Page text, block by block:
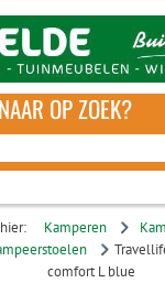
Kamperen
comfort L blue